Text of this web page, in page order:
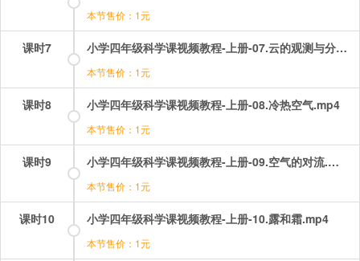
本节售价：1元
课时7 小学四年级科学课视频教程-上册-07.云的观测与分类.mp4
本节售价：1元
课时8 小学四年级科学课视频教程-上册-08.冷热空气.mp4
本节售价：1元
课时9 小学四年级科学课视频教程-上册-09.空气的对流.mp4
本节售价：1元
课时10 小学四年级科学课视频教程-上册-10.露和霜.mp4
本节售价：1元